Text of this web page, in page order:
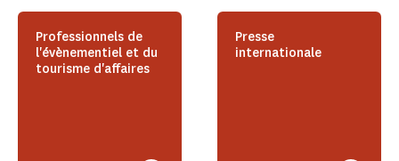
Professionnels de
l'évènementiel et du
tourisme d'affaires
Presse
internationale